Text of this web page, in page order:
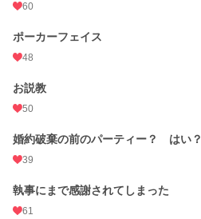
60
ポーカーフェイス
48
お説教
50
婚約破棄の前のパーティー？ はい？
39
執事にまで感謝されてしまった
61